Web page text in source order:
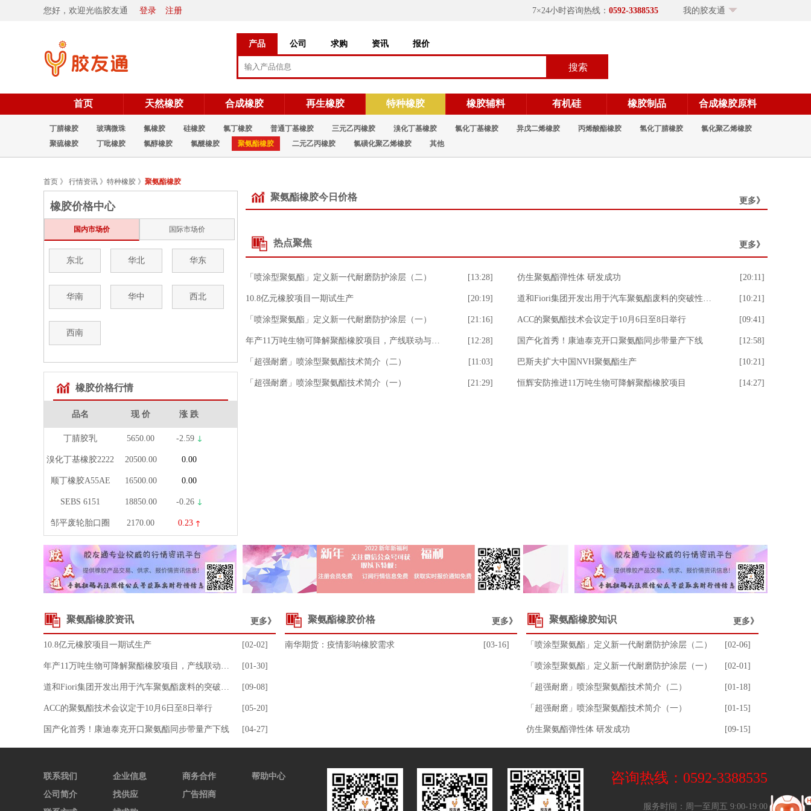
您好，欢迎光临胶友通 登录 注册 7×24小时咨询热线： 0592-3388535 我的胶友通
产品 公司 求购 资讯 报价
搜索
首页 天然橡胶 合成橡胶 再生橡胶 特种橡胶 橡胶辅料 有机硅 橡胶制品 合成橡胶原料
丁腈橡胶 玻璃微珠 氟橡胶 硅橡胶 氯丁橡胶 普通丁基橡胶 三元乙丙橡胶 溴化丁基橡胶 氯化丁基橡胶 异戊二烯橡胶 丙烯酸酯橡胶 氢化丁腈橡胶
氯化聚乙烯橡胶
聚硫橡胶
丁吡橡胶 氯醇橡胶 氯醚橡胶 聚氨酯橡胶 二元乙丙橡胶 氯磺化聚乙烯橡胶 其他
首页 》 行情资讯 》 特种橡胶 》 聚氨酯橡胶
橡胶价格中心
国内市场价 国际市场价
东北 华北 华东
华南 华中 西北
西南
橡胶价格行情
品名 现 价 涨 跌
丁腈胶乳 5650.00 -2.59
溴化丁基橡胶2222 20500.00 0.00
顺丁橡胶A55AE 16500.00 0.00
SEBS 6151 18850.00 -0.26
邹平废轮胎口圈 2170.00 0.23
标准胶SCR5# 10550.00 0.24
山东丁二烯99.5 9765.00 12.89
SEBS 503 16950.00 8.31
8.0Mpa丁基再生胶
丁苯1712 11050.00
顺丁A55AE 17150.00 0.00
SBS 792 12500.00 0.00
溶聚丁苯2003 17750.00 0.00
中韩丁烯-1 7300.00 0.00
丁二烯 10350.00 1.22
浙江丁烯-1 7300.00 0.00
聚氨酯橡胶今日价格 更多》
热点聚焦 更多》
「喷涂型聚氨酯」定义新一代耐磨防护涂层（二） [13:28]
10.8亿元橡胶项目一期试生产 [20:19]
「喷涂型聚氨酯」定义新一代耐磨防护涂层（一） [21:16]
年产11万吨生物可降解聚酯橡胶项目，产线联动与试生产 [12:28]
「超强耐磨」喷涂型聚氨酯技术简介（二） [11:03]
「超强耐磨」喷涂型聚氨酯技术简介（一） [21:29]
仿生聚氨酯弹性体 研发成功 [20:11]
道和Fiori集团开发出用于汽车聚氨酯废料的突破性回收工艺 [10:21]
ACC的聚氨酯技术会议定于10月6日至8日举行 [09:41]
国产化首秀！康迪泰克开口聚氨酯同步带量产下线 [12:58]
巴斯夫扩大中国NVH聚氨酯生产 [10:21]
恒辉安防推进11万吨生物可降解聚酯橡胶项目 [14:27]
聚氨酯橡胶资讯 更多》
10.8亿元橡胶项目一期试生产 [02-02]
年产11万吨生物可降解聚酯橡胶项目，产线联动与试生产 [01-30]
道和Fiori集团开发出用于汽车聚氨酯废料的突破性回收工艺 [09-08]
ACC的聚氨酯技术会议定于10月6日至8日举行 [05-20]
国产化首秀！康迪泰克开口聚氨酯同步带量产下线 [04-27]
聚氨酯橡胶价格 更多》
南华期货：疫情影响橡胶需求 [03-16]
聚氨酯橡胶知识 更多》
「喷涂型聚氨酯」定义新一代耐磨防护涂层（二） [02-06]
「喷涂型聚氨酯」定义新一代耐磨防护涂层（一） [02-01]
「超强耐磨」喷涂型聚氨酯技术简介（二） [01-18]
「超强耐磨」喷涂型聚氨酯技术简介（一） [01-15]
仿生聚氨酯弹性体 研发成功 [09-15]
联系我们
公司简介
企业信息
找供应
商务合作
广告招商
帮助中心 咨询热线：0592-3388535
服务时间：周一至周五 9:00-19:00